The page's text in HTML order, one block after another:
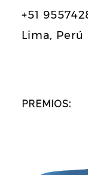
+51
Lima, Perú
PREMIOS: